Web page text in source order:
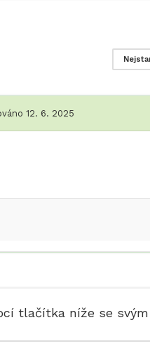
12. 6. 2025
tlačítka níže se